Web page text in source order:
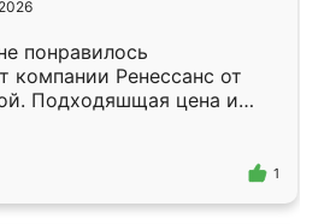
понравилось
компании Ренессанс от
Подходяшщая цена и
изготовления. Приехавший
Владислав
эскизу самый
1